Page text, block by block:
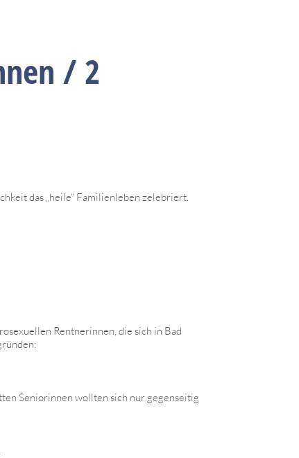
/ 2
das „heile“ Familienleben zelebriert.
Rentnerinnen, die sich in Bad
Seniorinnen wollten sich nur gegenseitig